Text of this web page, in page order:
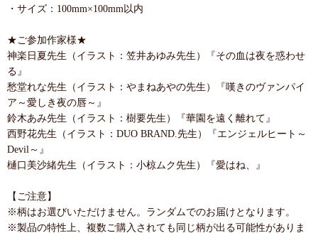
・サイズ：100mm×100mm以内
★ご参加作家様★
神楽日夏先生（イラスト：笠井あゆみ先生）『その血は夜を惑わせ
る』
愁堂れな先生（イラスト：やまねあやの先生）『嘆きのヴァンパイ
ア～愛しき夜の唇～』
鈴木あみ先生（イラスト：樹要先生）『華園を遠く離れて』
西野花先生（イラスト：DUO BRAND.先生）『エンジェルヒート～
Devil～』
樋口美沙緒先生（イラスト：小椋ムク先生）『愛はね、』
【ご注意】
※柄はお選びいただけません。ランダムでのお届けとなります。
※製品の特性上、複数ご購入されても同じ柄が出る可能性がありま